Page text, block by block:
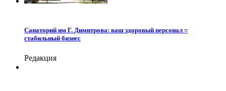
Санаторий им Г. Димитрова: ваш здоровый персонал =
стабильный бизнес
Редакция